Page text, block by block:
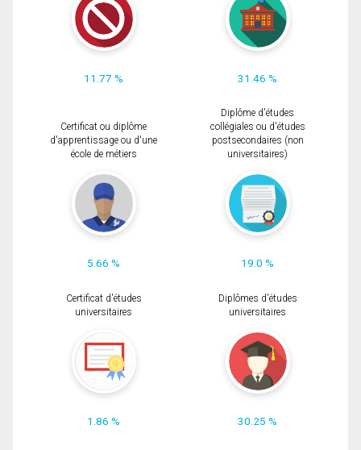
11.77 % 31.46 %
Certificat ou diplôme
d'apprentissage ou d'une
école de métiers
5.66 %
Diplôme d'études
collégiales ou d'études
postsecondaires (non
universitaires)
19.0 %
Certificat d'études
universitaires
1.86 %
Diplômes d'études
universitaires
30.25 %